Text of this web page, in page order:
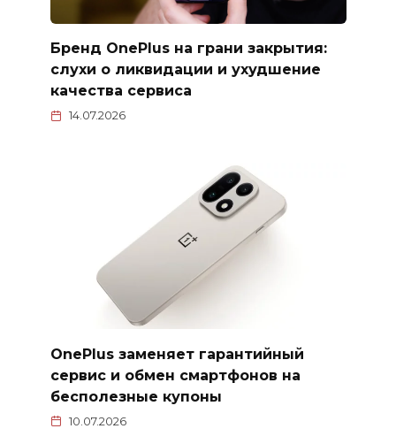
Бренд OnePlus на грани закрытия:
слухи о ликвидации и ухудшение
качества сервиса
14.07.2026
OnePlus заменяет гарантийный
сервис и обмен смартфонов на
бесполезные купоны
10.07.2026